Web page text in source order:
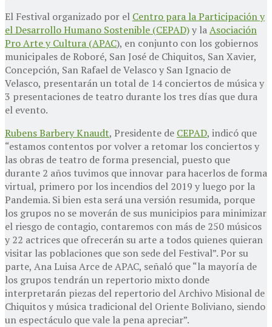
El Festival organizado por el Centro para la Participación y
el Desarrollo Humano Sostenible (CEPAD)y laAsociación
Pro Arte y Cultura (APAC), en conjunto con los gobiernos
municipales de Roboré, San José de Chiquitos, San Xavier,
Concepción, San Rafael de Velasco y San Ignacio de
Velasco, presentarán un total de 14 conciertos de música y
3 presentaciones de teatro durante los tres días que dura
el evento.
Rubens Barbery Knaudt, Presidente de CEPAD, indicó que
“estamos contentos por volver a retomar los conciertos y
las obras de teatro de forma presencial, puesto que
durante 2 años tuvimos que innovar para hacerlos de forma
virtual, primero por los incendios del 2019 y luego por la
Pandemia. Si bien esta será una versión resumida, porque
los grupos no se moverán de sus municipios para minimizar
el riesgo de contagio, contaremos con más de 250 músicos
y 22 actrices que ofrecerán su arte a todos quienes quieran
visitar las poblaciones que son sede del Festival”. Por su
parte, Ana Luisa Arce de APAC, señaló que “la mayoría de
los grupos tendrán un repertorio mixto donde
interpretarán piezas del repertorio del Archivo Misional de
Chiquitos y música tradicional del Oriente Boliviano, siendo
un espectáculo que vale la pena apreciar”.